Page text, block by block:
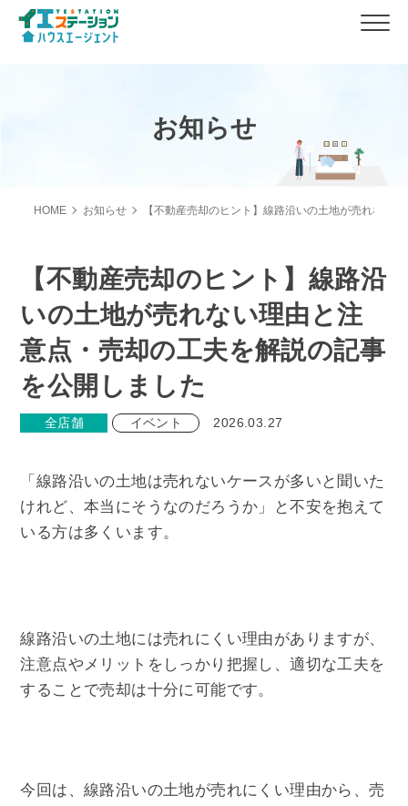
お知らせ
HOME お知らせ 【不動産売却のヒント】線路沿いの土地が売れない
【不動産売却のヒント】線路沿
いの土地が売れない理由と注
意点・売却の工夫を解説の記事
を公開しました
全店舗 イベント 2026.03.27
「線路沿いの土地は売れないケースが多いと聞いた
けれど、本当にそうなのだろうか」と不安を抱えて
いる方は多くいます。
線路沿いの土地には売れにくい理由がありますが、
注意点やメリットをしっかり把握し、適切な工夫を
することで売却は十分に可能です。
今回は、線路沿いの土地が売れにくい理由から、売